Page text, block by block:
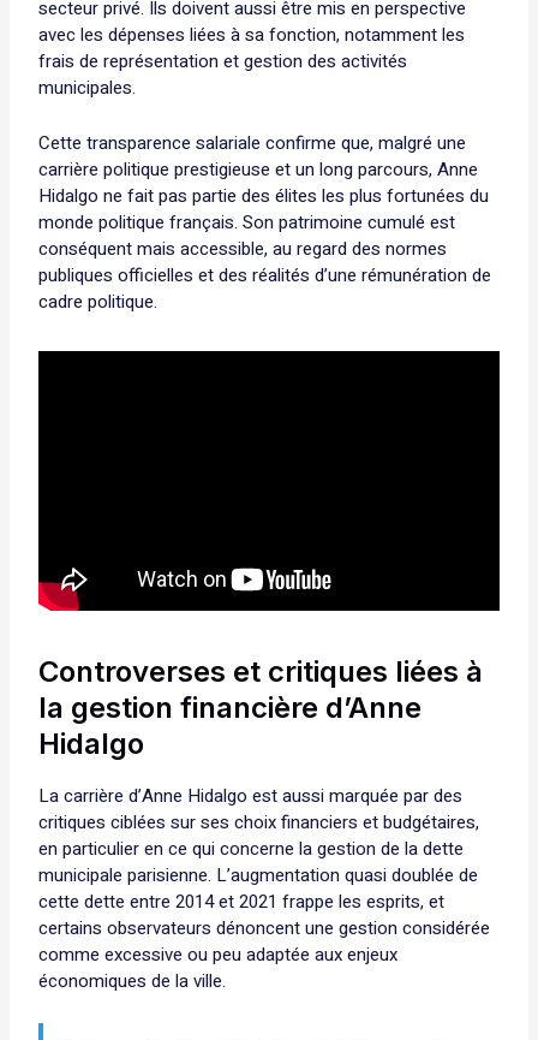
secteur privé. Ils doivent aussi être mis en perspective
avec les dépenses liées à sa fonction, notamment les
frais de représentation et gestion des activités
municipales.
Cette transparence salariale confirme que, malgré une
carrière politique prestigieuse et un long parcours, Anne
Hidalgo ne fait pas partie des élites les plus fortunées du
monde politique français. Son patrimoine cumulé est
conséquent mais accessible, au regard des normes
publiques officielles et des réalités d’une rémunération de
cadre politique.
Controverses et critiques liées à
la gestion financière d’Anne
Hidalgo
La carrière d’Anne Hidalgo est aussi marquée par des
critiques ciblées sur ses choix financiers et budgétaires,
en particulier en ce qui concerne la gestion de la dette
municipale parisienne. L’augmentation quasi doublée de
cette dette entre 2014 et 2021 frappe les esprits, et
certains observateurs dénoncent une gestion considérée
comme excessive ou peu adaptée aux enjeux
économiques de la ville.